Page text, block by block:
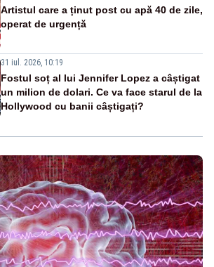
Artistul care a ținut post cu apă 40 de zile,
operat de urgență
31 iul. 2026, 10:19
Fostul soț al lui Jennifer Lopez a câștigat
un milion de dolari. Ce va face starul de la
Hollywood cu banii câștigați?